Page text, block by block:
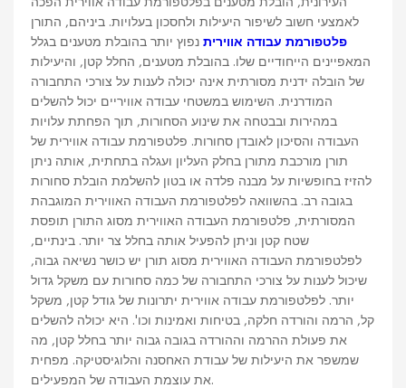
לאמצעי חשוב לשיפור היעילות ולחסכון בעלויות. ביניהם, התורן
פלטפורמת עבודה אוויריתנפוץ יותר בהובלת מטענים בגלל
המאפיינים הייחודיים שלו. בהובלת מטענים, החלל קטן, והיעילות
של הובלה ידנית מסורתית אינה יכולה לענות על צורכי התחבורה
המודרנית. השימוש במשטחי עבודה אוויריים יכול להשלים
במהירות ובבטחה את שינוע הסחורות, תוך הפחתת עלויות
העבודה והסיכון לאובדן סחורות. פלטפורמת עבודה אווירית של
תורן מורכבת מתורן בחלק העליון ועגלה בתחתית, אותה ניתן
להזיז בחופשיות על מבנה פלדה או בטון להשלמת הובלת סחורות
בגובה רב. בהשוואה לפלטפורמת העבודה האווירית המוגבהת
המסורתית, פלטפורמת העבודה האווירית מסוג התורן תופסת
שטח קטן וניתן להפעיל אותה בחלל צר יותר. בינתיים,
לפלטפורמת העבודה האווירית מסוג תורן יש כושר נשיאה גבוה,
שיכול לענות על צורכי התחבורה של כמה סחורות עם משקל גדול
יותר. לפלטפורמת עבודה אווירית יתרונות של גודל קטן, משקל
קל, הרמה והורדה חלקה, בטיחות ואמינות וכו'. היא יכולה להשלים
את פעולת ההרמה וההורדה בגובה גבוה יותר בחלל קטן, מה
שמשפר את היעילות של עבודת האחסנה והלוגיסטיקה. מפחית
את עוצמת העבודה של המפעילים.